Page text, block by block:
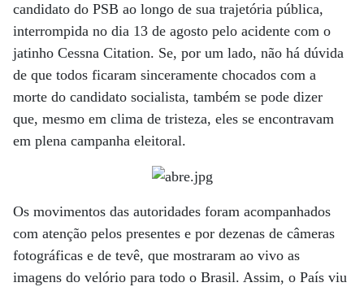
candidato do PSB ao longo de sua trajetória pública,
interrompida no dia 13 de agosto pelo acidente com o
jatinho Cessna Citation. Se, por um lado, não há dúvida
de que todos ficaram sinceramente chocados com a
morte do candidato socialista, também se pode dizer
que, mesmo em clima de tristeza, eles se encontravam
em plena campanha eleitoral.
Os movimentos das autoridades foram acompanhados
com atenção pelos presentes e por dezenas de câmeras
fotográficas e de tevê, que mostraram ao vivo as
imagens do velório para todo o Brasil. Assim, o País viu